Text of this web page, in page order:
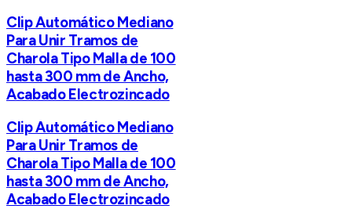
Clip Automático Mediano
Para Unir Tramos de
Charola Tipo Malla de 100
hasta 300 mm de Ancho,
Acabado Electrozincado
Clip Automático Mediano
Para Unir Tramos de
Charola Tipo Malla de 100
hasta 300 mm de Ancho,
Acabado Electrozincado